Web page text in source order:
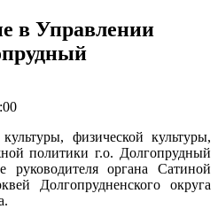
в Управлении
физической культуры,
политики г.о. Долгопрудный
руководителя органа Сатиной
Долгопрудненского округа